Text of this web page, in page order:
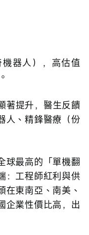
器人），高估值
著提升，醫生反饋
人、精鋒醫療（份
球最高的「單機翻
：工程師紅利與供
在東南亞、南美、
企業性價比高，出